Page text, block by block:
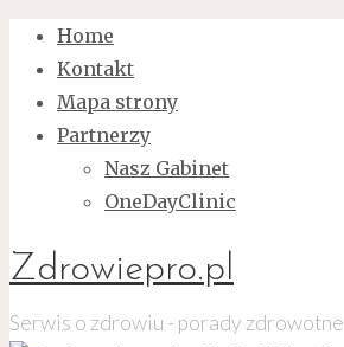
Home
Kontakt
Mapa strony
Partnerzy
Nasz Gabinet
OneDayClinic
Zdrowiepro.pl
Serwis o zdrowiu - porady zdrowotne